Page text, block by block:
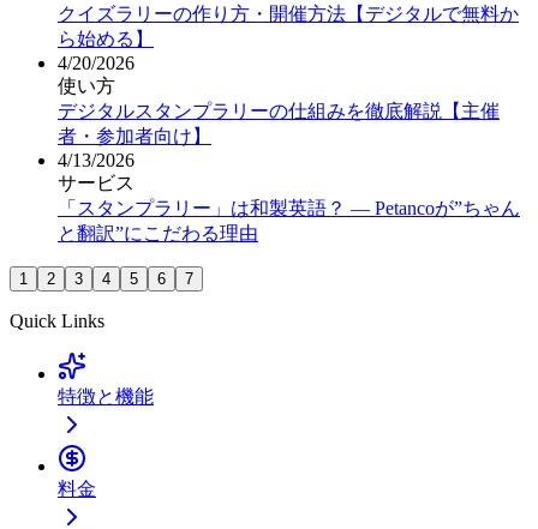
クイズラリーの作り方・開催方法【デジタルで無料か
ら始める】
4/20/2026
使い方
デジタルスタンプラリーの仕組みを徹底解説【主催
者・参加者向け】
4/13/2026
サービス
「スタンプラリー」は和製英語？ ― Petancoが”ちゃん
と翻訳”にこだわる理由
1 2 3 4 5 6 7
Quick Links
特徴と機能
料金